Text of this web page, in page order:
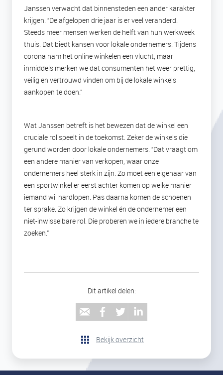
Janssen verwacht dat binnensteden een ander karakter
krijgen. “De afgelopen drie jaar is er veel veranderd.
Steeds meer mensen werken de helft van hun werkweek
thuis. Dat biedt kansen voor lokale ondernemers. Tijdens
corona nam het online winkelen een vlucht, maar
inmiddels merken we dat consumenten het weer prettig,
veilig en vertrouwd vinden om bij de lokale winkels
aankopen te doen.”
Wat Janssen betreft is het bewezen dat de winkel een
cruciale rol speelt in de toekomst. Zeker de winkels die
gerund worden door lokale ondernemers. “Dat vraagt om
een andere manier van verkopen, waar onze
ondernemers heel sterk in zijn. Zo moet een eigenaar van
een sportwinkel er eerst achter komen op welke manier
iemand wil hardlopen. Pas daarna komen de schoenen
ter sprake. Zo krijgen de winkel én de ondernemer een
niet-inwisselbare rol. Die proberen we in iedere branche te
zoeken.”
Dit artikel delen:
Bekijk overzicht